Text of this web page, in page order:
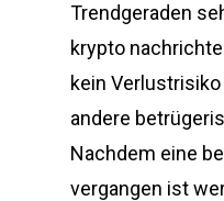
Trendgeraden
krypto
kein
andere
Nachdem eine
vergangen ist